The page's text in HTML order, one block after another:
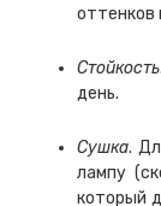
оттенков
Стойкость
день.
Сушка.
лампу
который